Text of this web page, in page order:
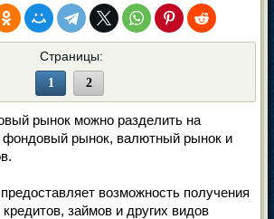
Страницы:
1 2
рынок можно разделить на
фондовый рынок, валютный рынок и
возможность получения
займов и других видов